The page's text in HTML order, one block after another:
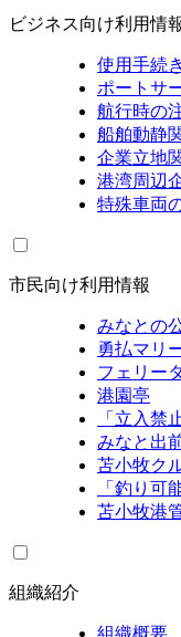
ビジネス向け利用情
使用手続
ポートサ
航行時の
船舶動静
企業立地
港湾周辺
特殊車両
市民向け利用情報
みなとの
勇払マリ
フェリー
港園亭
「立入禁
みなと出
苫小牧ク
「釣り可
苫小牧港
組織紹介
組織概要